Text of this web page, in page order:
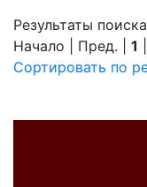
Результаты
Начало | Пред. | 1
Сортировать по